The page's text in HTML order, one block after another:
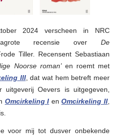
2024 verscheen in NRC
recensie over De
Tiller. Recensent Sebastiaan
Noorse roman’en roemt met
III, dat wat hem betreft meer
Oevers is uitgegeven,
Omcirkeling I enOmcirkeling II
voor mij tot dusver onbekende